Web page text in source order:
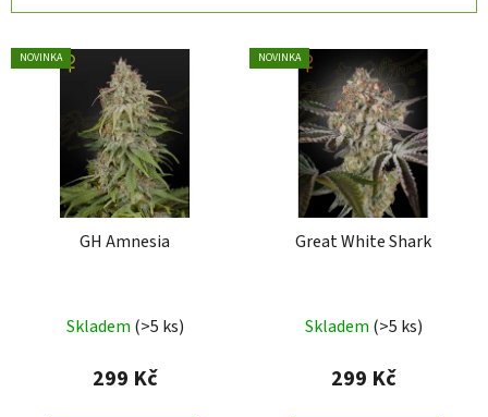
p
V
ý
NOVINKA
GH Amnesia
Skladem (>5 ks)
299 Kč
NOVINKA
Great White Shark
Skladem (>5 ks)
299 Kč